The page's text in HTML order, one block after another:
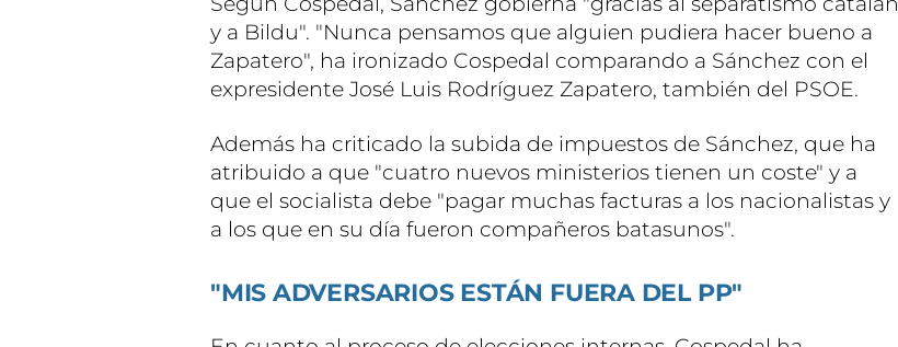
y a Bildu". "Nunca pensamos que alguien pudiera hacer bueno a
Zapatero", ha ironizado Cospedal comparando a Sánchez con el
expresidente José Luis Rodríguez Zapatero, también del PSOE.
Además ha criticado la subida de impuestos de Sánchez, que ha
atribuido a que "cuatro nuevos ministerios tienen un coste" y a
que el socialista debe "pagar muchas facturas a los nacionalistas y
a los que en su día fueron compañeros batasunos".
"MIS ADVERSARIOS ESTÁN FUERA DEL PP"